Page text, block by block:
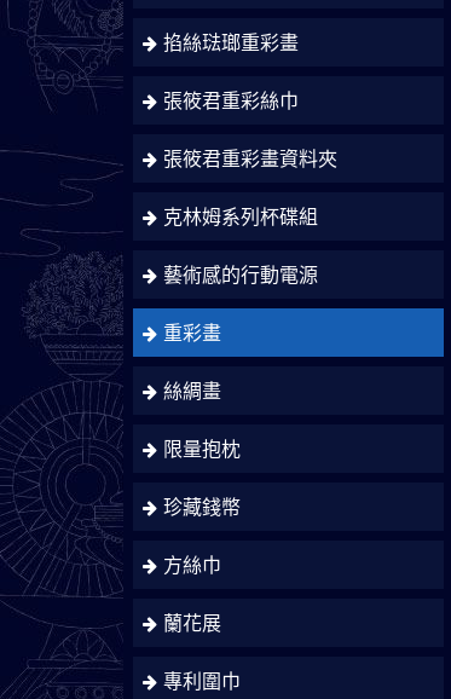
掐絲琺瑯重彩畫
張筱君重彩絲巾
張筱君重彩畫資料夾
克林姆系列杯碟組
藝術感的行動電源
重彩畫
絲綢畫
限量抱枕
珍藏錢幣
方絲巾
蘭花展
專利圍巾